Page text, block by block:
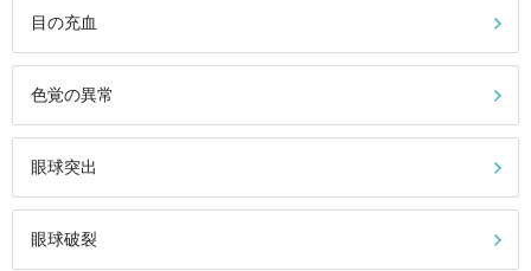
目の充血
色覚の異常
眼球突出
眼球破裂